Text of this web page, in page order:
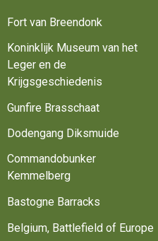
Fort van Breendonk
Koninklijk Museum van het
Leger en de
Krijgsgeschiedenis
Gunfire Brasschaat
Dodengang Diksmuide
Commandobunker
Kemmelberg
Bastogne Barracks
Belgium, Battlefield of Europe